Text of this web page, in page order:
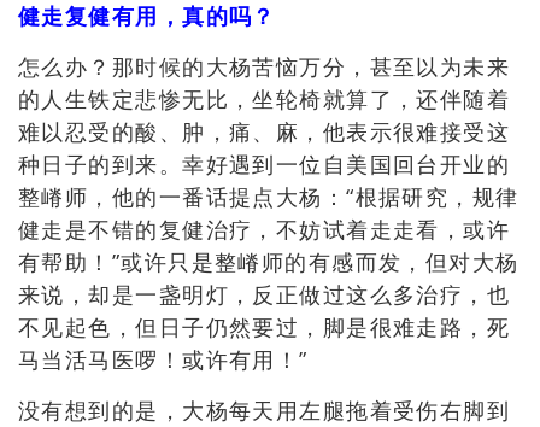
健走复健有用，真的吗？
怎么办？那时候的大杨苦恼万分，甚至以为未来
的人生铁定悲惨无比，坐轮椅就算了，还伴随着
难以忍受的酸、肿，痛、麻，他表示很难接受这
种日子的到来。幸好遇到一位自美国回台开业的
整嵴师，他的一番话提点大杨：“根据研究，规律
健走是不错的复健治疗，不妨试着走走看，或许
有帮助！”或许只是整嵴师的有感而发，但对大杨
来说，却是一盏明灯，反正做过这么多治疗，也
不见起色，但日子仍然要过，脚是很难走路，死
马当活马医啰！或许有用！”
没有想到的是，大杨每天用左腿拖着受伤右脚到